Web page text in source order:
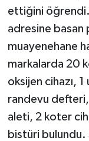
ettiğini öğrendi.
adresine basan
muayenehane
markalarda 20
oksijen cihazı, 1
randevu
aleti, 2 koter
bistüri
Kadın
MAGAZİN
Otomobil
POLİTİKA